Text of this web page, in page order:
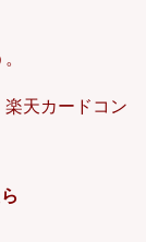
天カードコン